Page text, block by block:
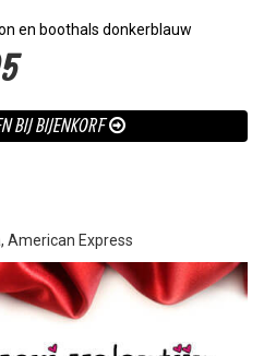
BIJ BIJENKORF
American Express